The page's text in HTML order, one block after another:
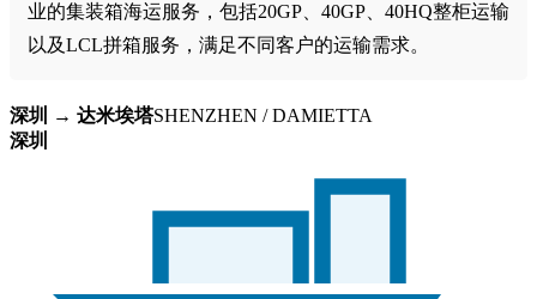
业的集装箱海运服务，包括20GP、40GP、40HQ整柜运输
以及LCL拼箱服务，满足不同客户的运输需求。
深圳 → 达米埃塔SHENZHEN / DAMIETTA
深圳